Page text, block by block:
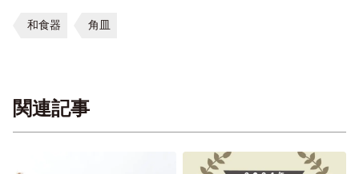
和食器 角皿
関連記事